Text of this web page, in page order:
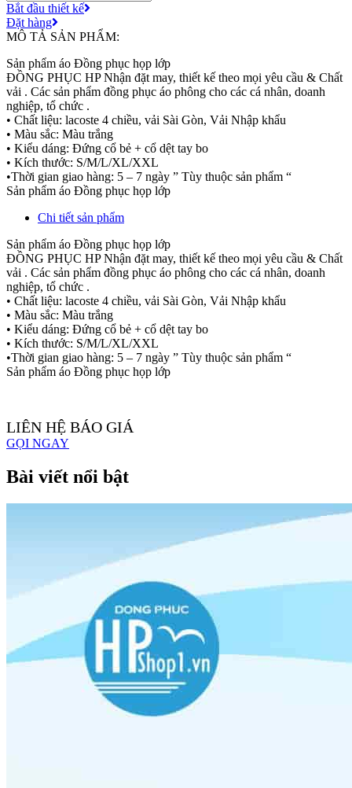
Bắt đầu thiết kế
Đặt hàng
MÔ TẢ SẢN PHẨM:
Sản phẩm áo Đồng phục họp lớp
ĐỒNG PHỤC HP Nhận đặt may, thiết kế theo mọi yêu cầu & Chất
vải . Các sản phẩm đồng phục áo phông cho các cá nhân, doanh
nghiệp, tổ chức .
• Chất liệu: lacoste 4 chiều, vải Sài Gòn, Vải Nhập khẩu
• Màu sắc: Màu trắng
• Kiểu dáng: Đứng cổ bẻ + cổ dệt tay bo
• Kích thước: S/M/L/XL/XXL
•Thời gian giao hàng: 5 – 7 ngày ” Tùy thuộc sản phẩm “
Sản phẩm áo Đồng phục họp lớp
Chi tiết sản phẩm
Sản phẩm áo Đồng phục họp lớp
ĐỒNG PHỤC HP Nhận đặt may, thiết kế theo mọi yêu cầu & Chất
vải . Các sản phẩm đồng phục áo phông cho các cá nhân, doanh
nghiệp, tổ chức .
• Chất liệu: lacoste 4 chiều, vải Sài Gòn, Vải Nhập khẩu
• Màu sắc: Màu trắng
• Kiểu dáng: Đứng cổ bẻ + cổ dệt tay bo
• Kích thước: S/M/L/XL/XXL
•Thời gian giao hàng: 5 – 7 ngày ” Tùy thuộc sản phẩm “
Sản phẩm áo Đồng phục họp lớp
LIÊN HỆ BÁO GIÁ
GỌI NGAY
Bài viết nổi bật